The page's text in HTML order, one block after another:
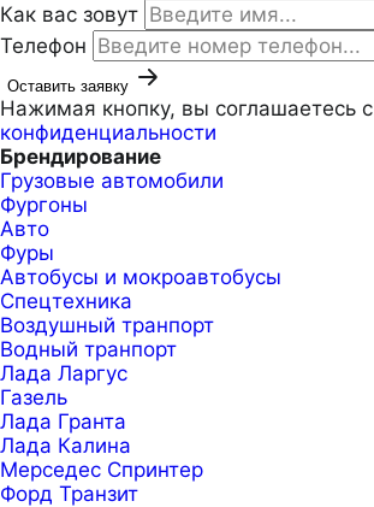
Как вас зовут
Телефон
Оставить заявку
Нажимая кнопку, вы соглашаетесь с
конфиденциальности
Брендирование
Грузовые автомобили
Фургоны
Авто
Фуры
Автобусы и мокроавтобусы
Спецтехника
Воздушный транпорт
Водный транпорт
Лада Ларгус
Газель
Лада Гранта
Лада Калина
Мерседес Спринтер
Форд Транзит